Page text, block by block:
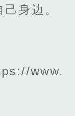
身边。
www.